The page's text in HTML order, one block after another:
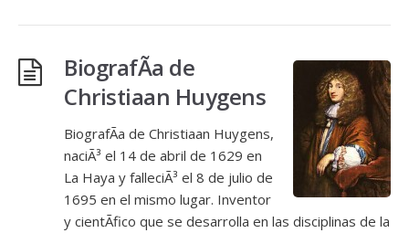
BiografÃ­a de
Christiaan Huygens
BiografÃ­a de Christiaan Huygens,
naciÃ³ el 14 de abril de 1629 en
La Haya y falleciÃ³ el 8 de julio de
1695 en el mismo lugar. Inventor
y cientÃ­fico que se desarrolla en las disciplinas de la